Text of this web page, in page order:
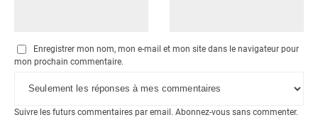
Enregistrer mon nom, mon e-mail et mon site dans le navigateur pour
mon prochain commentaire.
Suivre les futurs commentaires par email. Abonnez-vous sans commenter.